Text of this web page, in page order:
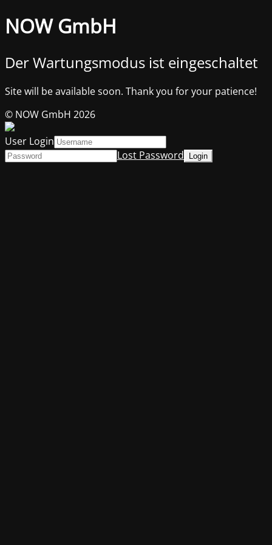
NOW GmbH
Der Wartungsmodus ist eingeschaltet
Site will be available soon. Thank you for your patience!
© NOW GmbH 2026
User Login
Lost Password